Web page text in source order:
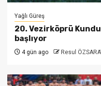
Yağlı Güreş
20. Vezirköprü
başlıyor
4 gün ago Resul